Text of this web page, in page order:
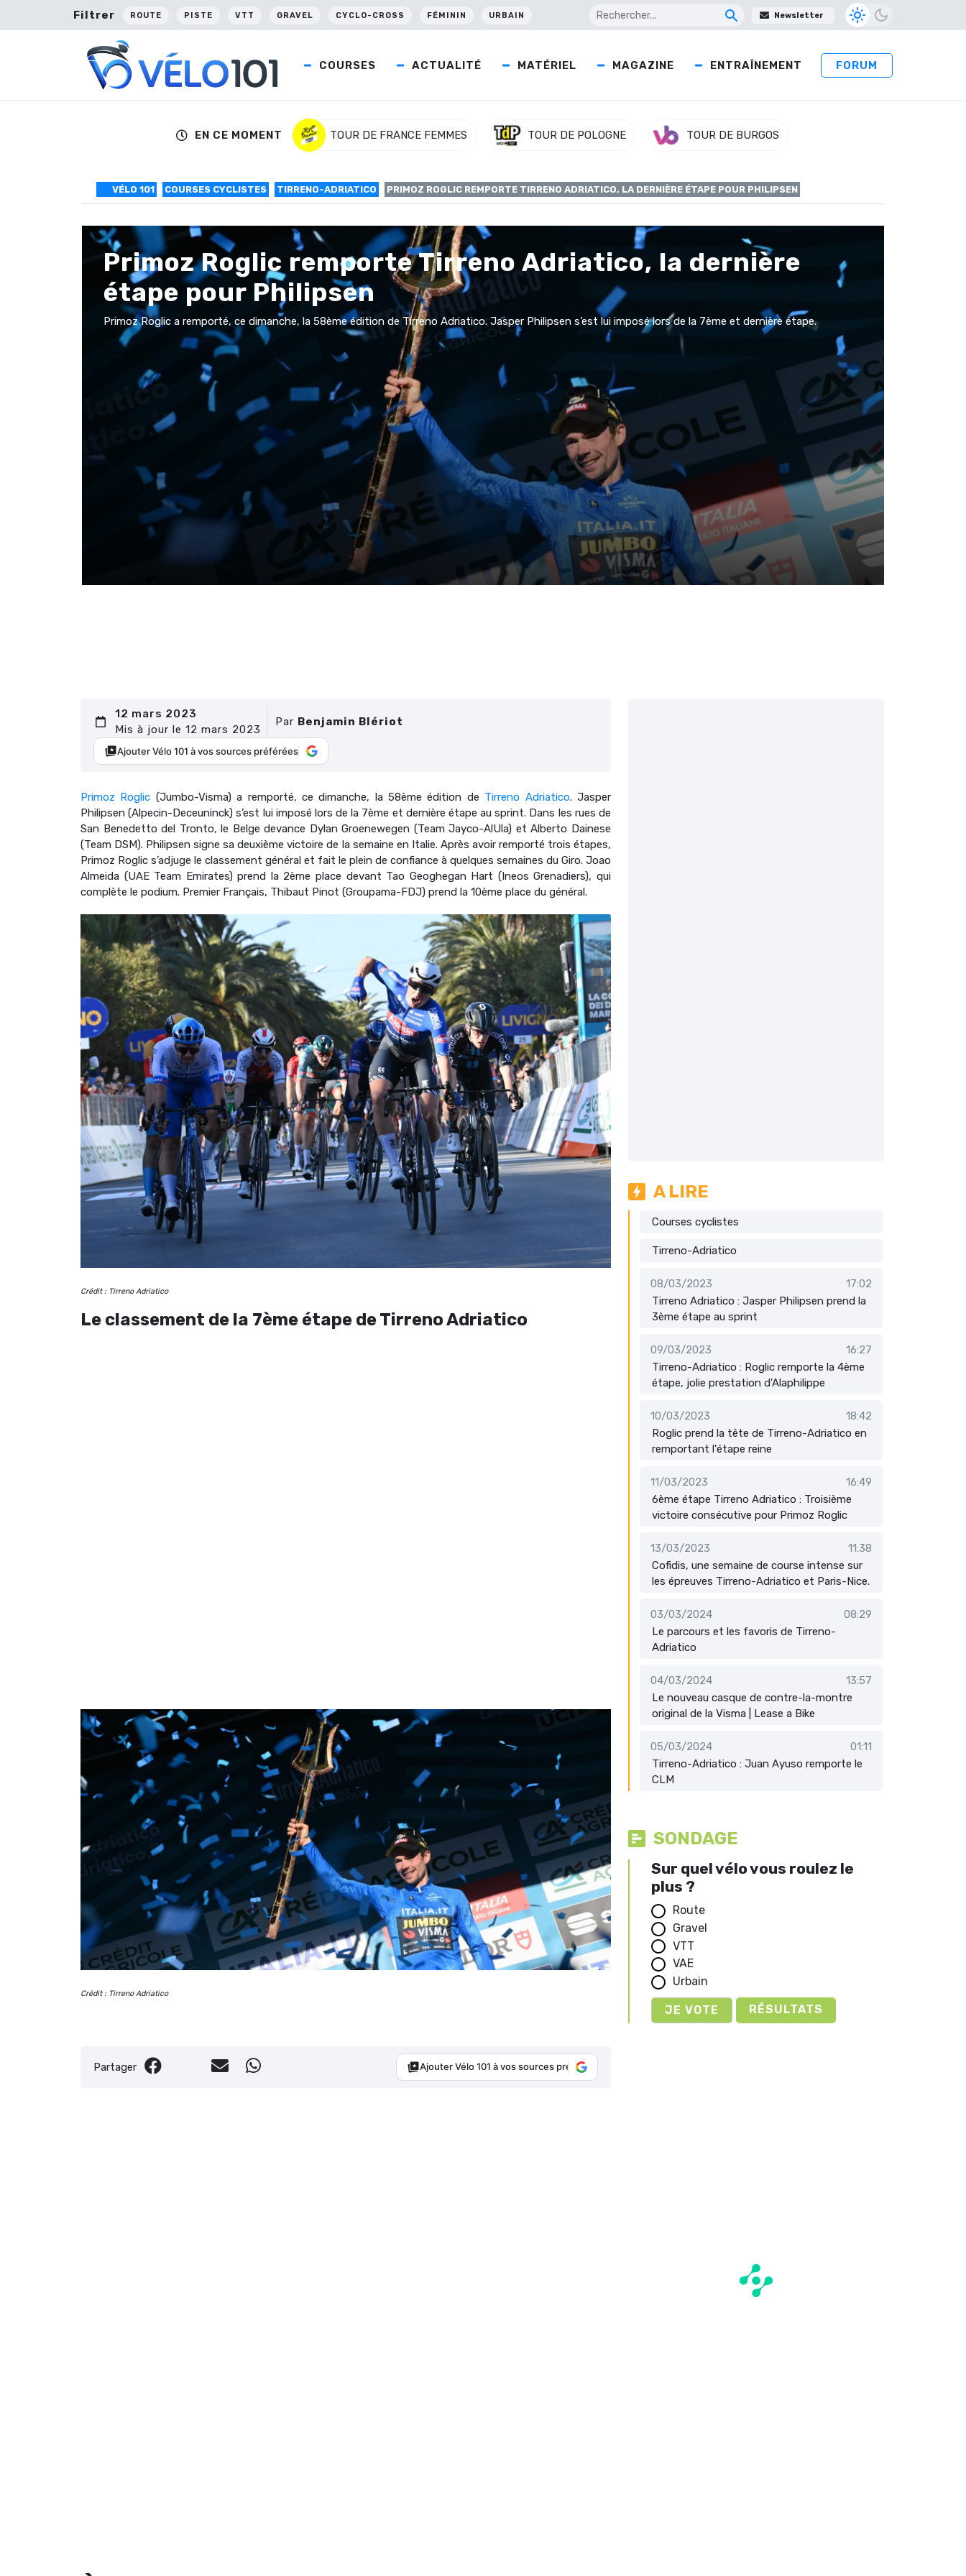
Filtrer ROUTE PISTE VTT GRAVEL CYCLO-CROSS FÉMININ URBAIN Newsletter
COURSES ACTUALITÉ MATÉRIEL MAGAZINE ENTRAÎNEMENT FORUM
EN CE MOMENT TOUR DE FRANCE FEMMES TOUR DE POLOGNE TOUR DE BURGOS
VÉLO 101 COURSES CYCLISTES TIRRENO-ADRIATICO PRIMOZ ROGLIC REMPORTE TIRRENO ADRIATICO, LA DERNIÈRE ÉTAPE POUR PHILIPSEN
Primoz Roglic remporte Tirreno Adriatico, la dernière
étape pour Philipsen
Primoz Roglic a remporté, ce dimanche, la 58ème édition de Tirreno Adriatico. Jasper Philipsen s’est lui imposé lors de la 7ème et dernière étape.
12 mars 2023
Mis à jour le 12 mars 2023
Par Benjamin Blériot
Ajouter Vélo 101 à vos sources préférées
Primoz Roglic (Jumbo-Visma) a remporté, ce dimanche, la 58ème édition de Tirreno Adriatico. Jasper
Philipsen (Alpecin-Deceuninck) s’est lui imposé lors de la 7ème et dernière étape au sprint. Dans les rues de
San Benedetto del Tronto, le Belge devance Dylan Groenewegen (Team Jayco-AlUla) et Alberto Dainese
(Team DSM). Philipsen signe sa deuxième victoire de la semaine en Italie. Après avoir remporté trois étapes,
Primoz Roglic s’adjuge le classement général et fait le plein de confiance à quelques semaines du Giro. Joao
Almeida (UAE Team Emirates) prend la 2ème place devant Tao Geoghegan Hart (Ineos Grenadiers), qui
complète le podium. Premier Français, Thibaut Pinot (Groupama-FDJ) prend la 10ème place du général.
Crédit : Tirreno Adriatico
Le classement de la 7ème étape de Tirreno Adriatico
Crédit : Tirreno Adriatico
Partager Ajouter Vélo 101 à vos sources préférées
A LIRE
Courses cyclistes
Tirreno-Adriatico
08/03/2023
17:02
Tirreno Adriatico : Jasper Philipsen prend la
3ème étape au sprint
09/03/2023
16:27
Tirreno-Adriatico : Roglic remporte la 4ème
étape, jolie prestation d'Alaphilippe
10/03/2023
18:42
Roglic prend la tête de Tirreno-Adriatico en
remportant l'étape reine
11/03/2023
16:49
6ème étape Tirreno Adriatico : Troisième
victoire consécutive pour Primoz Roglic
13/03/2023
11:38
Cofidis, une semaine de course intense sur
les épreuves Tirreno-Adriatico et Paris-Nice.
03/03/2024
08:29
Le parcours et les favoris de Tirreno-
Adriatico
04/03/2024
13:57
Le nouveau casque de contre-la-montre
original de la Visma | Lease a Bike
05/03/2024
01:11
Tirreno-Adriatico : Juan Ayuso remporte le
CLM
SONDAGE
Sur quel vélo vous roulez le
plus ?
Route
Gravel
VTT
VAE
Urbain
RÉSULTATS